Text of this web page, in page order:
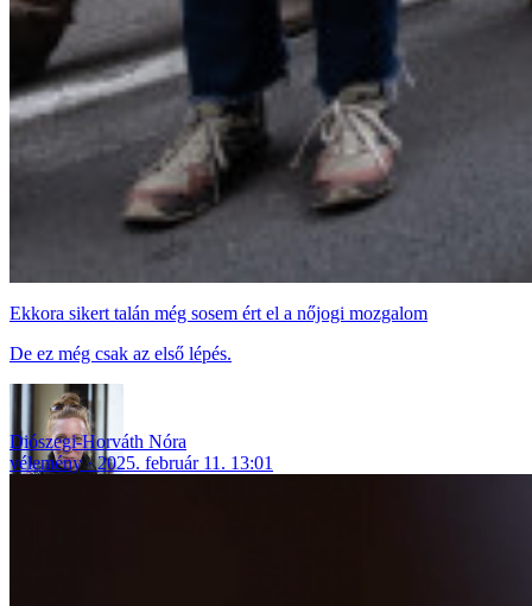
Ekkora sikert talán még sosem ért el a nőjogi mozgalom
De ez még csak az első lépés.
Diószegi-Horváth Nóra
vélemény
2025. február 11. 13:01